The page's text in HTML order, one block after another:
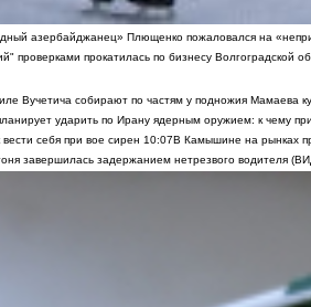
азербайджанец» Плющенко пожаловался на
проверками прокатилась по бизнесу Волгоградской
Вучетича собирают по частям у подножия Мамаева
ударить по Ирану ядерным оружием: к чему
себя при вое сирен 10:07В Камышине на рынках
завершилась задержанием нетрезвого водителя